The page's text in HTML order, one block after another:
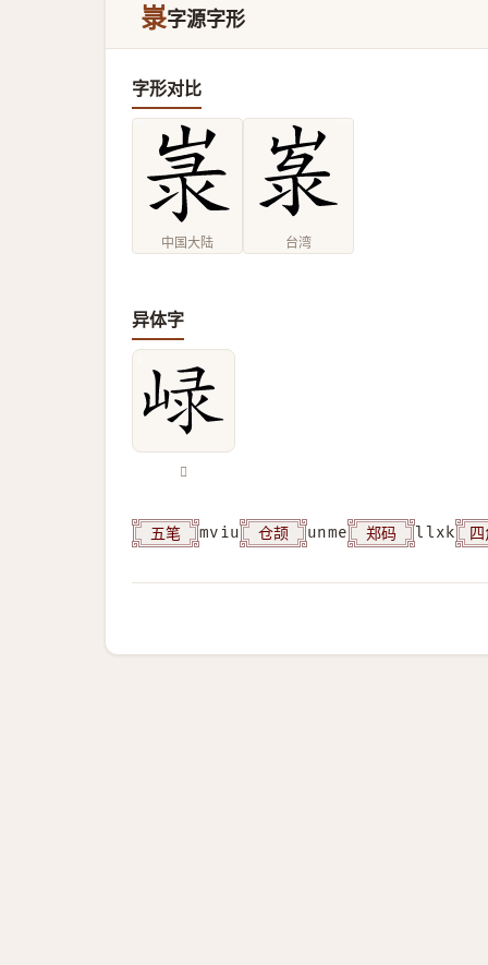
㟤字源字形
字形对比
中国大陆 台湾
异体字
𡸮
五笔 mviu 仓颉 unme 郑码 llxk